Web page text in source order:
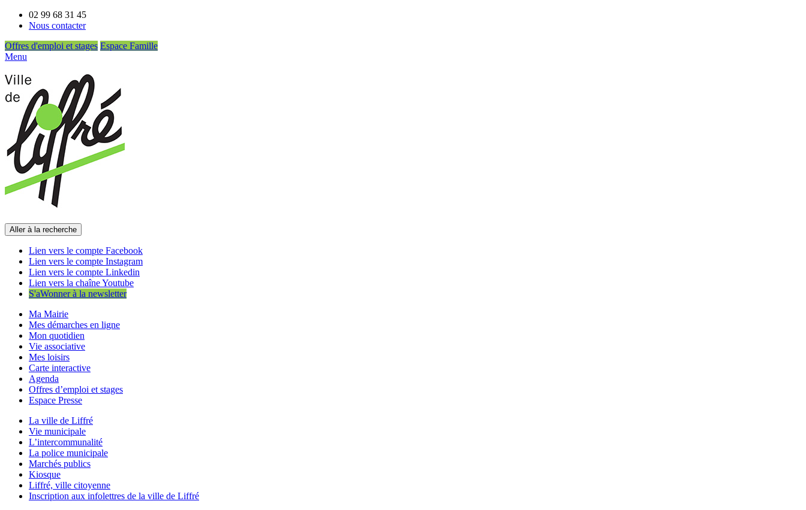
02 99 68 31 45
Nous contacter
Offres d'emploi et stages Espace Famille
Menu
Aller à la recherche
Lien vers le compte Facebook
Lien vers le compte Instagram
Lien vers le compte Linkedin
Lien vers la chaîne Youtube
S'aWonner à la newsletter
Ma Mairie
Mes démarches en ligne
Mon quotidien
Vie associative
Mes loisirs
Carte interactive
Agenda
Offres d’emploi et stages
Espace Presse
La ville de Liffré
Vie municipale
L’intercommunalité
La police municipale
Marchés publics
Kiosque
Liffré, ville citoyenne
Inscription aux infolettres de la ville de Liffré